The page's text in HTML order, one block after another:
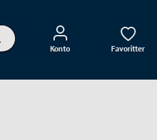
Konto Favoritter